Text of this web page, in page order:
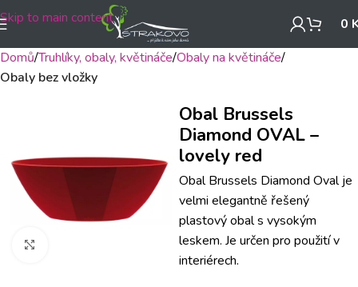
Skip to main content 0
Domů Truhlíky, obaly, květináče Obaly na květináče
Obaly bez vložky
Obal Brussels
Diamond OVAL –
lovely red
Obal Brussels Diamond Oval je
velmi elegantně řešený
plastový obal s vysokým
leskem. Je určen pro použití v
interiérech.